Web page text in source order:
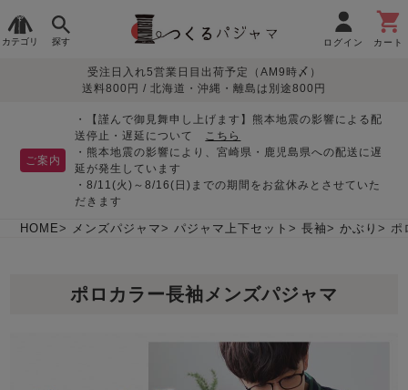
カテゴリ 探す ログイン カート
レディースパジャマ
秋
生地で
さがす
ガーゼ
目的別で
さがす
敏感肌用
パジャマ
入院・介護
胸が目立たない
そろえたい
デザインで
さがす
パジャマ
かぶり
夏パジャマ特集 つくるパジャマとは
受注日入れ5営業日目出荷予定（AM9時〆）
送料800円 / 北海道・沖縄・離島は別途800円
ご案内
・【謹んで御見舞申し上げます】熊本地震の影響による配
送停止・遅延について こちら
・熊本地震の影響により、宮崎県・鹿児島県への配送に遅
延が発生しています
・8/11(火)～8/16(日)までの期間をお盆休みとさせていた
だきます
HOME メンズパジャマ パジャマ上下セット 長袖 かぶり ポ
ポロカラー長袖メンズパジャマ